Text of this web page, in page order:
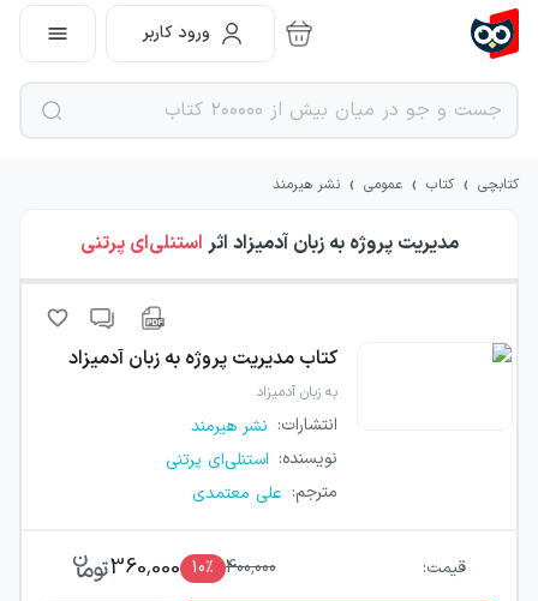
ورود کاربر
کتابچی › کتاب › عمومی › نشر هیرمند
مدیریت پروژه به زبان آدمیزاد اثر استنلی‌ای پرتنی
کتاب مدیریت پروژه به زبان آدمیزاد
به زبان آدمیزاد
انتشارات: نشر هیرمند
نویسنده: استنلی‌ای پرتنی
مترجم: علی معتمدی
قیمت: 400,000
10٪ 360,000